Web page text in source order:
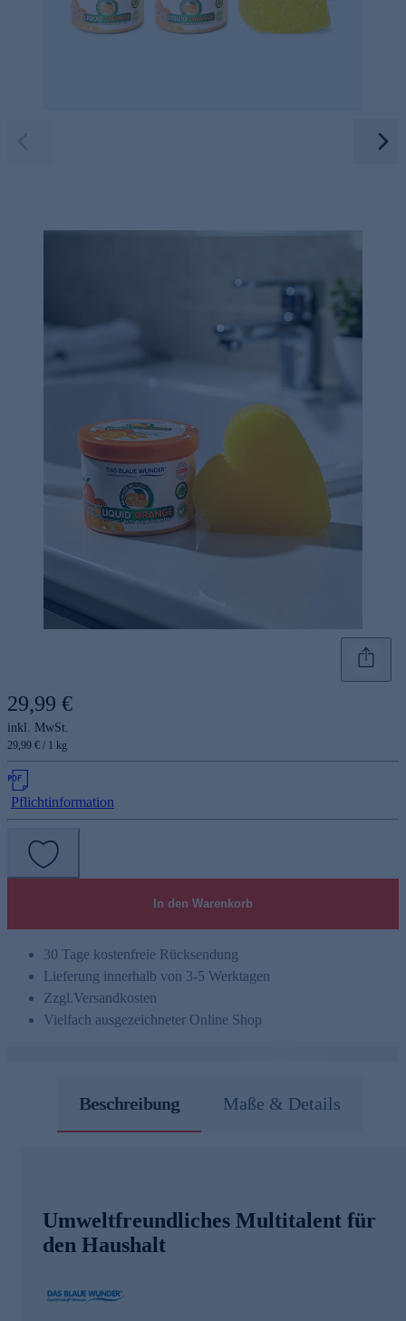
29,99 €
inkl. MwSt.
29,99 € / 1 kg
Pflichtinformation
In den Warenkorb
30 Tage kostenfreie Rücksendung
Lieferung innerhalb von 3-5 Werktagen
Zzgl.Versandkosten
Vielfach ausgezeichneter Online Shop
Beschreibung Maße & Details
Umweltfreundliches Multitalent für
den Haushalt